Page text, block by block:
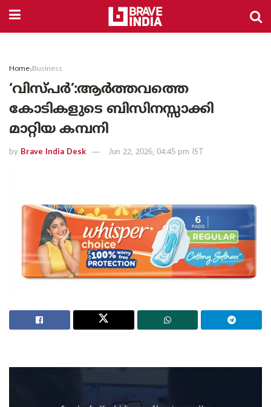
Home Business
‘വിസ്പർ’:ആർത്തവത്തെ
കോടികളുടെ ബിസിനസ്സാക്കി
മാറ്റിയ കമ്പനി
by Brave India Desk Jun 22, 2026, 04:45 pm IST